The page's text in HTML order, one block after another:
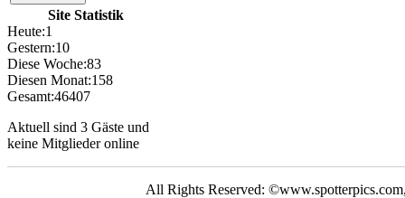
> Letzte Änderung
06.03.17 <
UNSERE
GALERIE
>Bilder von Franz<
Neue Bilder Online!
Site Statistik
Heute:1
Gestern:10
Diese Woche:83
Diesen Monat:158
Gesamt:46407
Aktuell sind 3 Gäste und
keine Mitglieder online
All Rights Reserved: